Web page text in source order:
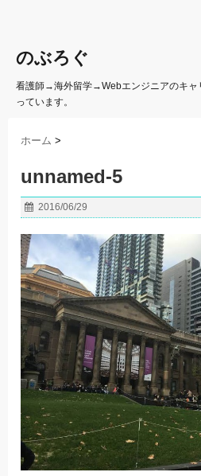
のぶろぐ
看護師→海外留学→Webエンジニアのキャ
っています。
ホーム >
unnamed-5
2016/06/29